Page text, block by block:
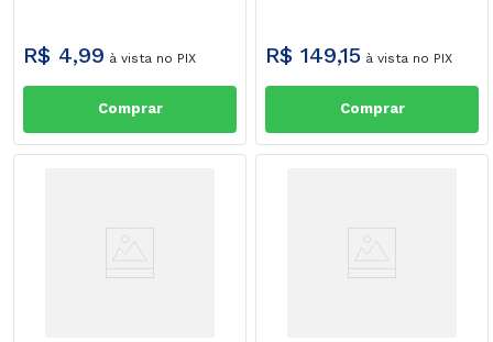
R$ 4,99 à vista no PIX
Comprar
R$ 149,15 à vista no PIX
Comprar